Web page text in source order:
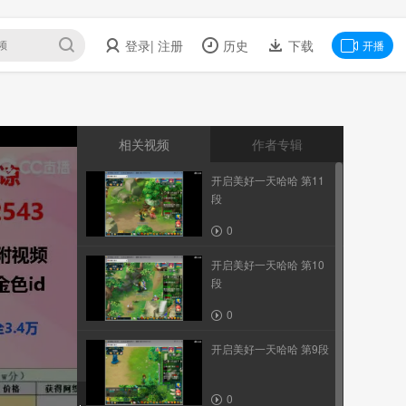
登录| 注册 历史 下载 开播
相关视频 作者专辑
开启美好一天哈哈 第11
段
0
开启美好一天哈哈 第10
段
0
开启美好一天哈哈 第9段
0